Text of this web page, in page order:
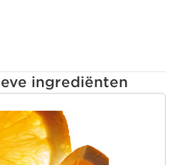
ingrediënten